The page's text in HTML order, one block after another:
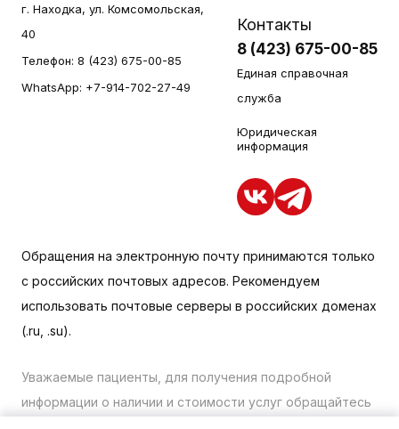
г. Находка, ул. Комсомольская,
40
Телефон: 8 (423) 675-00-85
WhatsApp: +7-914-702-27-49
Контакты
8 (423) 675-00-85
Единая справочная
служба
Юридическая
информация
Обращения на электронную почту принимаются только
с российских почтовых адресов. Рекомендуем
использовать почтовые серверы в российских доменах
(.ru, .su).
Уважаемые пациенты, для получения подробной
информации о наличии и стоимости услуг обращайтесь